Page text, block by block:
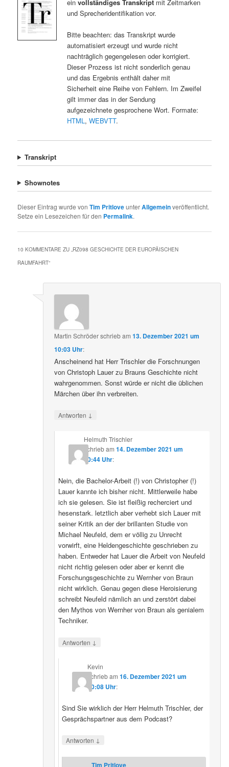
ein vollständiges Transkriptmit Zeitmarken
und Sprecheridentifikation vor.
Bitte beachten: das Transkript wurde
automatisiert erzeugt und wurde nicht
nachträglich gegengelesen oder korrigiert.
Dieser Prozess ist nicht sonderlich genau
und das Ergebnis enthält daher mit
Sicherheit eine Reihe von Fehlern. Im Zweifel
gilt immer das in der Sendung
aufgezeichnete gesprochene Wort. Formate:
HTML, WEBVTT.
Transkript
Shownotes
Dieser Eintrag wurde vonTim PritloveunterAllgemeinveröffentlicht.
Setze ein Lesezeichen für den Permalink.
10 KOMMENTARE ZU „RZ098 GESCHICHTE DER EUROPÄISCHEN
RAUMFAHRT“
Martin Schröderschriebam13. Dezember 2021 um
10:03 Uhr:
Anscheinend hat Herr Trischler die Forschnungen
von Christoph Lauer zu Brauns Geschichte nicht
wahrgenommen. Sonst würde er nicht die üblichen
Märchen über ihn verbreiten.
Antworten ↓
Helmuth Trischler
schriebam 14. Dezember 2021 um
20:44 Uhr:
Nein, die Bachelor-Arbeit (!) von Christopher (!)
Lauer kannte ich bisher nicht. Mittlerweile habe
ich sie gelesen. Sie ist fleißig recherciert und
hesenstark. letztlich aber verhebt sich Lauer mit
seiner Kritik an der der brillanten Studie von
Michael Neufeld, dem er völlig zu Unrecht
vorwirft, eine Heldengeschichte geschrieben zu
haben. Entweder hat Lauer die Arbeit von Neufeld
nicht richtig gelesen oder aber er kennt die
Forschungsgeschichte zu Wernher von Braun
nicht wirklich. Genau gegen diese Heroisierung
schreibt Neufeld nämlich an und zerstört dabei
den Mythos von Wernher von Braun als genialem
Techniker.
Antworten ↓
Kevin
schriebam16. Dezember 2021 um
20:08 Uhr:
Sind Sie wirklich der Herr Helmuth Trischler, der
Gesprächspartner aus dem Podcast?
Antworten ↓
Tim Pritlove